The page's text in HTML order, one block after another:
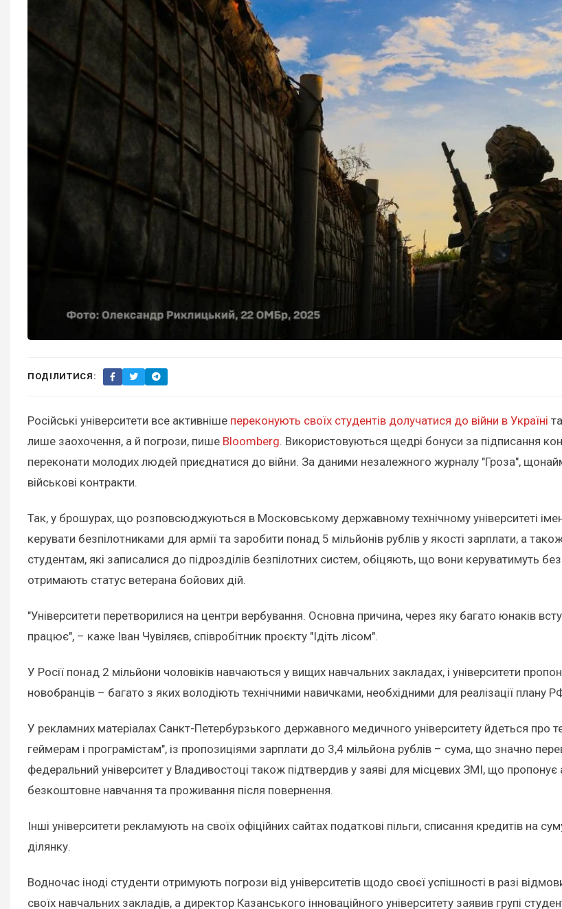
ПОДІЛИТИСЯ:
Російські університети все активніше переконують своїх студентів долучатися до війни в Україні
лише заохочення, а й погрози, пише Bloomberg. Використовуються щедрі бонуси за підписання
переконати молодих людей приєднатися до війни. За даними незалежного журналу "Гроза",
військові контракти.
Так, у брошурах, що розповсюджуються в Московському державному технічному університеті
керувати безпілотниками для армії та заробити понад 5 мільйонів рублів у якості зарплати, а
студентам, які записалися до підрозділів безпілотних систем, обіцяють, що вони керуватимуть
отримають статус ветерана бойових дій.
"Університети перетворилися на центри вербування. Основна причина, через яку багато юнаків
працює", – каже Іван Чувіляєв, співробітник проєкту "Ідіть лісом".
У Росії понад 2 мільйони чоловіків навчаються у вищих навчальних закладах, і університети
новобранців – багато з яких володіють технічними навичками, необхідними для реалізації
У рекламних матеріалах Санкт-Петербурзького державного медичного університету йдеться про
геймерам і програмістам", із пропозиціями зарплати до 3,4 мільйона рублів – сума, що значно
федеральний університет у Владивостоці також підтвердив у заяві для місцевих ЗМІ, що
безкоштовне навчання та проживання після повернення.
Інші університети рекламують на своїх офіційних сайтах податкові пільги, списання кредитів на
ділянку.
Водночас іноді студенти отримують погрози від університетів щодо своєї успішності в разі
своїх навчальних закладів, а директор Казанського інноваційного університету заявив групі